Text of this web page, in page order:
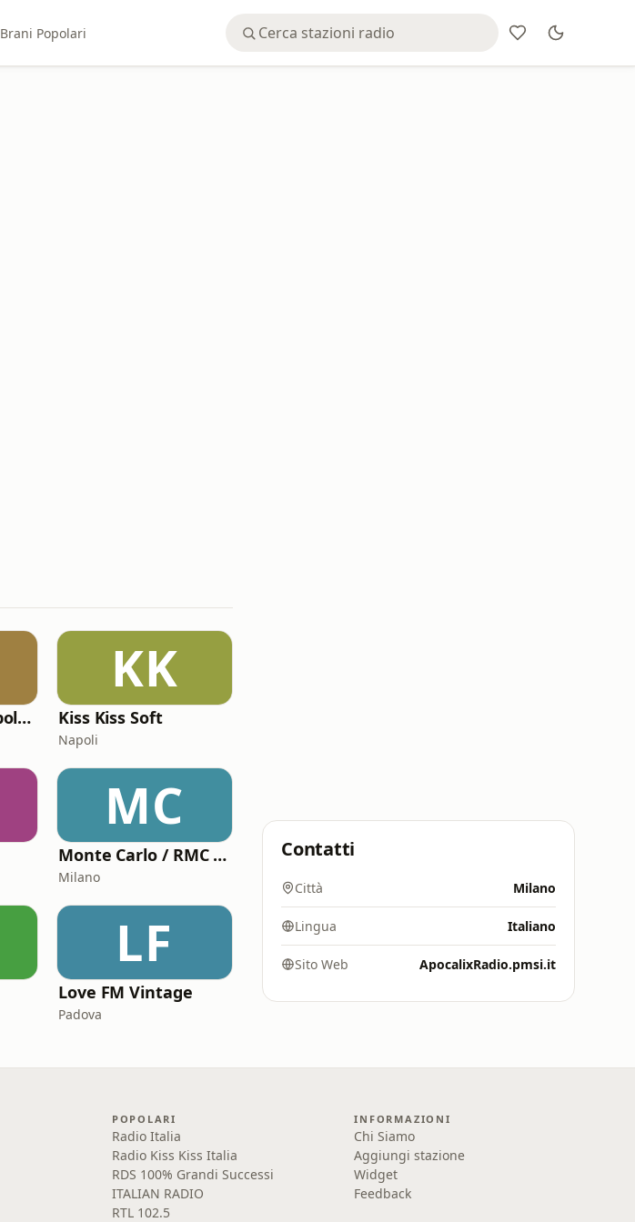
Brani Popolari
Solo Canzoni Napoletane
KK
Kiss Kiss Soft
Napoli
MC
Monte Carlo / RMC 1 - Love Songs
Milano
LF
Love FM Vintage
Padova
Contatti
Città Milano
Lingua Italiano
Sito Web ApocalixRadio.pmsi.it
POPOLARI
Radio Italia
Radio Kiss Kiss Italia
RDS 100% Grandi Successi
ITALIAN RADIO
RTL 102.5
INFORMAZIONI
Chi Siamo
Aggiungi stazione
Widget
Feedback